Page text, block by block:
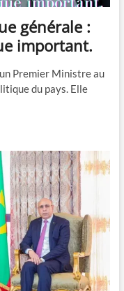
générale :
important.
Premier Ministre au
du pays. Elle